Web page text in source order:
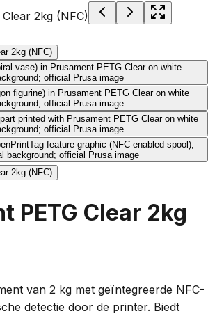
PETG Clear 2kg
van 2 kg met geïntegreerde NFC-
detectie door de printer. Biedt